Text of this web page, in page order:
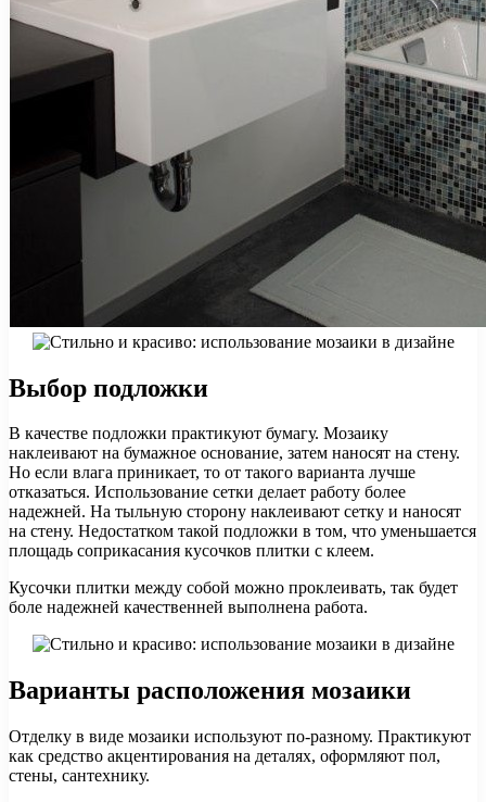
Выбор подложки
В качестве подложки практикуют бумагу. Мозаику
наклеивают на бумажное основание, затем наносят на стену.
Но если влага приникает, то от такого варианта лучше
отказаться. Использование сетки делает работу более
надежней. На тыльную сторону наклеивают сетку и наносят
на стену. Недостатком такой подложки в том, что уменьшается
площадь соприкасания кусочков плитки с клеем.
Кусочки плитки между собой можно проклеивать, так будет
боле надежней качественней выполнена работа.
Варианты расположения мозаики
Отделку в виде мозаики используют по-разному. Практикуют
как средство акцентирования на деталях, оформляют пол,
стены, сантехнику.